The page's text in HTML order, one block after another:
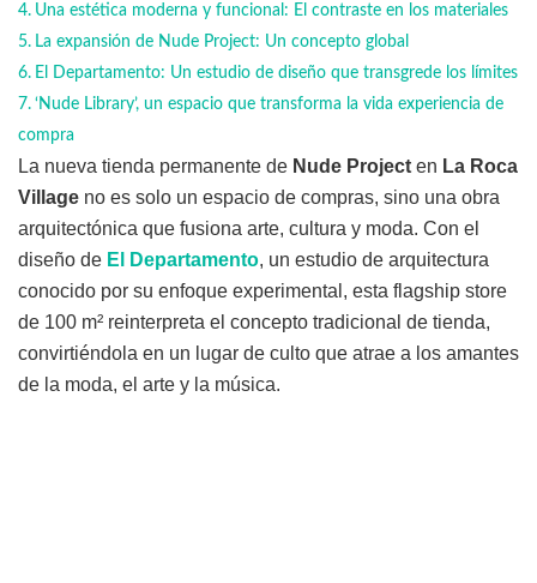
Una estética moderna y funcional: El contraste en los materiales
La expansión de Nude Project: Un concepto global
El Departamento: Un estudio de diseño que transgrede los límites
‘Nude Library’, un espacio que transforma la vida experiencia de
compra
La nueva tienda permanente de Nude Project en La Roca
Village no es solo un espacio de compras, sino una obra
arquitectónica que fusiona arte, cultura y moda. Con el
diseño de El Departamento, un estudio de arquitectura
conocido por su enfoque experimental, esta flagship store
de 100 m² reinterpreta el concepto tradicional de tienda,
convirtiéndola en un lugar de culto que atrae a los amantes
de la moda, el arte y la música.